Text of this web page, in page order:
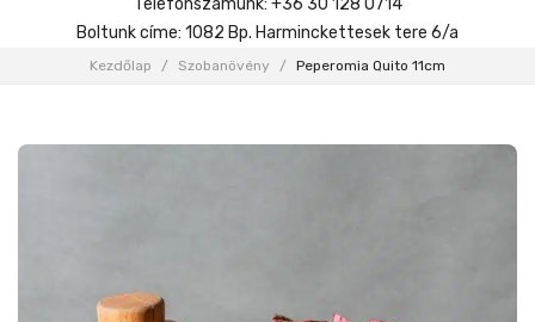
KIEGÉSZÍTŐK
Menyasszonyi csokor
Telefonszámunk: +36 30 128 0714
Boltunk címe: 1082 Bp. Harminckettesek tere 6/a
Kezdőlap / Szobanövény / Peperomia Quito 11cm